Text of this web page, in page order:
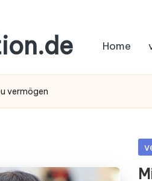
Home
vermögen